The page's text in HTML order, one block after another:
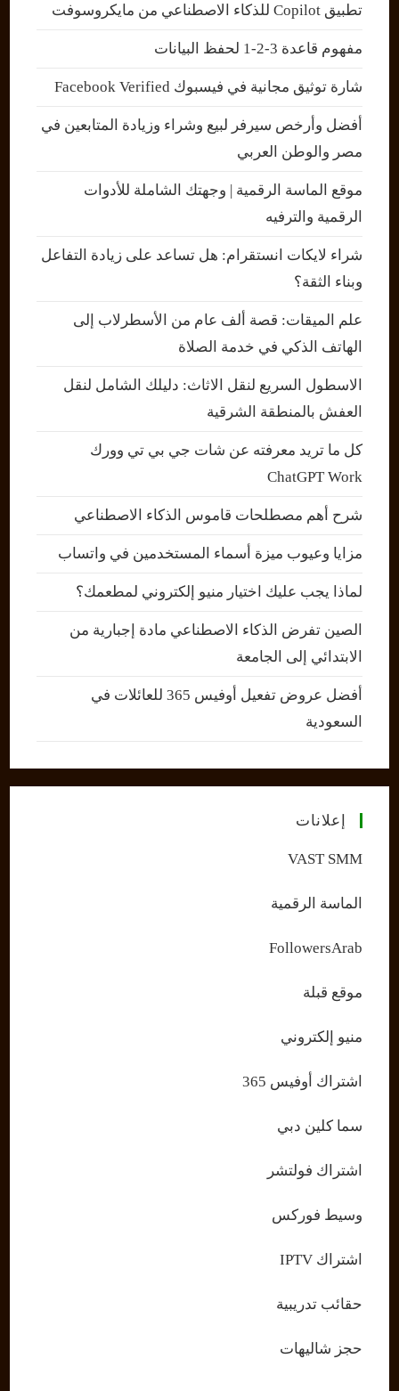
تطبيق Copilot للذكاء الاصطناعي من مايكروسوفت
مفهوم قاعدة 3-2-1 لحفظ البيانات
شارة توثيق مجانية في فيسبوك Facebook Verified
أفضل وأرخص سيرفر لبيع وشراء وزيادة المتابعين في
مصر والوطن العربي
موقع الماسة الرقمية | وجهتك الشاملة للأدوات
الرقمية والترفيه
شراء لايكات انستقرام: هل تساعد على زيادة التفاعل
وبناء الثقة؟
علم الميقات: قصة ألف عام من الأسطرلاب إلى
الهاتف الذكي في خدمة الصلاة
الاسطول السريع لنقل الاثاث: دليلك الشامل لنقل
العفش بالمنطقة الشرقية
كل ما تريد معرفته عن شات جي بي تي وورك
ChatGPT Work
شرح أهم مصطلحات قاموس الذكاء الاصطناعي
مزايا وعيوب ميزة أسماء المستخدمين في واتساب
لماذا يجب عليك اختيار منيو إلكتروني لمطعمك؟
الصين تفرض الذكاء الاصطناعي مادة إجبارية من
الابتدائي إلى الجامعة
أفضل عروض تفعيل أوفيس 365 للعائلات في
السعودية
إعلانات
VAST SMM
الماسة الرقمية
FollowersArab
موقع قبلة
منيو إلكتروني
اشتراك أوفيس 365
سما كلين دبي
اشتراك فولتشر
وسيط فوركس
اشتراك IPTV
حقائب تدريبية
حجز شاليهات